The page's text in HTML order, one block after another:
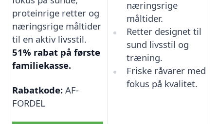
proteinrige retter og
næringsrige måltider
til en aktiv livsstil.
51% rabat på første
familiekasse.
Rabatkode: AF-
FORDEL
næringsrige
måltider.
Retter designet til
sund livsstil og
træning.
Friske råvarer med
fokus på kvalitet.